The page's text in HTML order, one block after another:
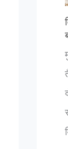
के बारे
Lt Gen P